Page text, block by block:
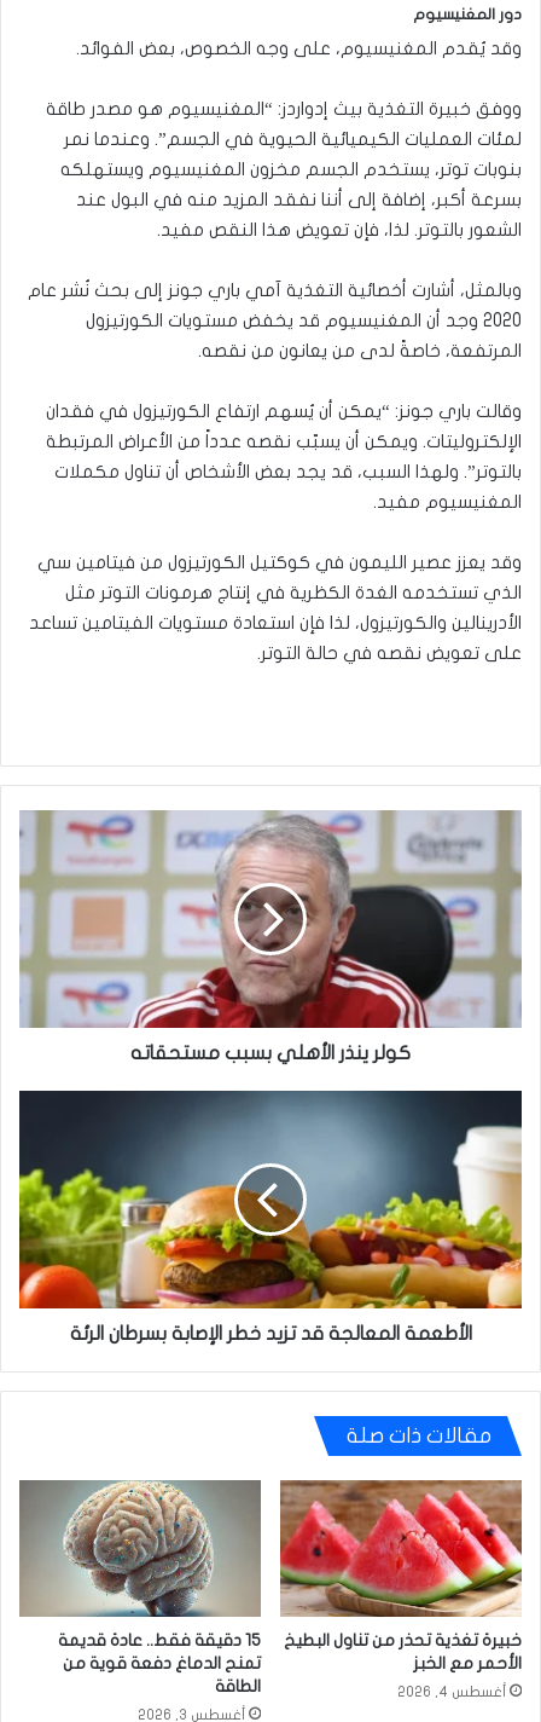
دور المغنيسيوم
وقد يُقدم المغنيسيوم، على وجه الخصوص، بعض الفوائد.
ووفق خبيرة التغذية بيث إدواردز: “المغنيسيوم هو مصدر طاقة
لمئات العمليات الكيميائية الحيوية في الجسم”. وعندما نمر
بنوبات توتر، يستخدم الجسم مخزون المغنيسيوم ويستهلكه
بسرعة أكبر، إضافة إلى أننا نفقد المزيد منه في البول عند
الشعور بالتوتر. لذا، فإن تعويض هذا النقص مفيد.
وبالمثل، أشارت أخصائية التغذية آمي باري جونز إلى بحث نُشر عام
2020 وجد أن المغنيسيوم قد يخفض مستويات الكورتيزول
المرتفعة، خاصةً لدى من يعانون من نقصه.
وقالت باري جونز: “يمكن أن يُسهم ارتفاع الكورتيزول في فقدان
الإلكتروليتات. ويمكن أن يسبّب نقصه عدداً من الأعراض المرتبطة
بالتوتر”. ولهذا السبب، قد يجد بعض الأشخاص أن تناول مكملات
المغنيسيوم مفيد.
وقد يعزز عصير الليمون في كوكتيل الكورتيزول من فيتامين سي
الذي تستخدمه الغدة الكظرية في إنتاج هرمونات التوتر مثل
الأدرينالين والكورتيزول، لذا فإن استعادة مستويات الفيتامين تساعد
على تعويض نقصه في حالة التوتر.
الأهلي
بسبب
مستحقاته
كولر ينذر الأهلي بسبب مستحقاته
المعالجة
قد
تزيد
خطر
الإصابة
بسرطان
الرئة
الأطعمة المعالجة قد تزيد خطر الإصابة بسرطان الرئة
مقالات ذات صلة
خبيرة تغذية تحذر من تناول البطيخ
الأحمر مع الخبز
أغسطس 4, 2026
15 دقيقة فقط.. عادة قديمة
تمنح الدماغ دفعة قوية من
الطاقة
أغسطس 3, 2026